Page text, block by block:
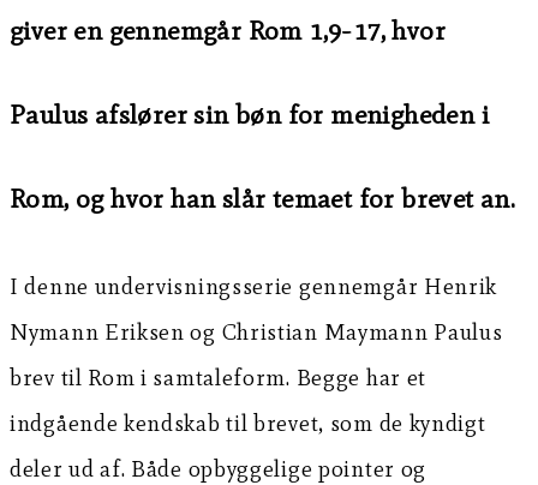
giver en gennemgår Rom 1,9-17, hvor
Paulus afslører sin bøn for menigheden i
Rom, og hvor han slår temaet for brevet an.
I denne undervisningsserie gennemgår Henrik
Nymann Eriksen og Christian Maymann Paulus
brev til Rom i samtaleform. Begge har et
indgående kendskab til brevet, som de kyndigt
deler ud af. Både opbyggelige pointer og